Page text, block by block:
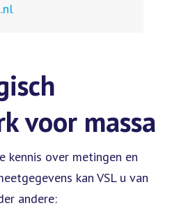
voor massa
kennis over metingen en
kan VSL u van
andere: